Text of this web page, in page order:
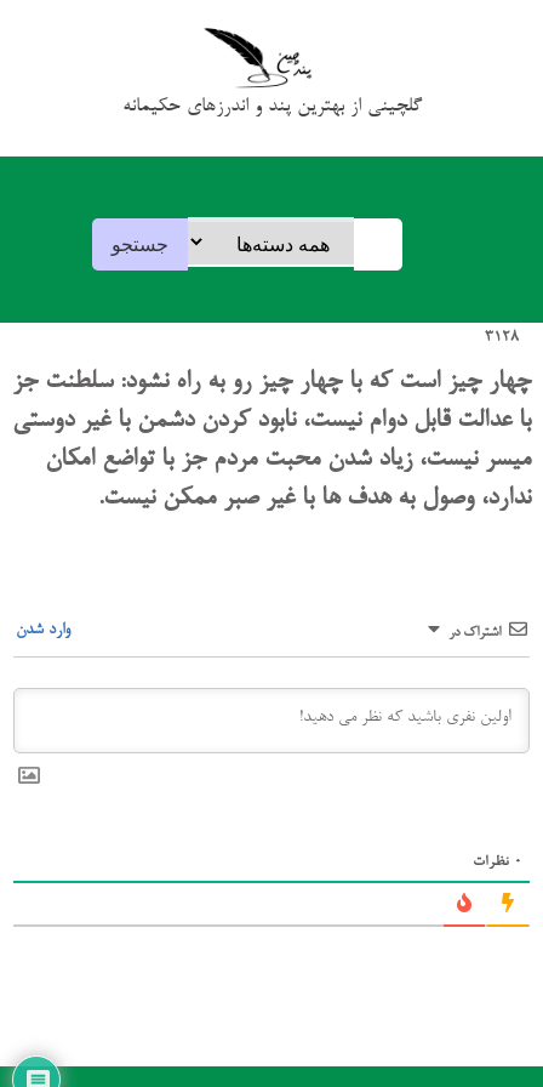
گلچینی از بهترین پند و اندرزهای حکیمانه
3128
چهار چیز است که با چهار چیز رو به راه نشود: سلطنت جز
با عدالت قابل دوام نیست، نابود کردن دشمن با غیر دوستی
میسر نیست، زیاد شدن محبت مردم جز با تواضع امکان
ندارد، وصول به هدف ها با غیر صبر ممکن نیست.
اشتراک در وارد شدن
0 نظرات